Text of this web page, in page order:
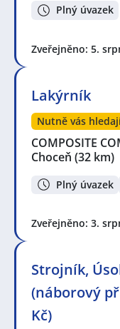
Plný úvazek
Zveřejněno: 5.
Lakýrník
Nutně vás
COMPOSITE
Choceň (32 km)
Plný úvazek
Zveřejněno: 3.
Strojník,
(náborový
Kč)